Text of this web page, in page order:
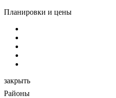
Планировки и цены
закрыть
Районы